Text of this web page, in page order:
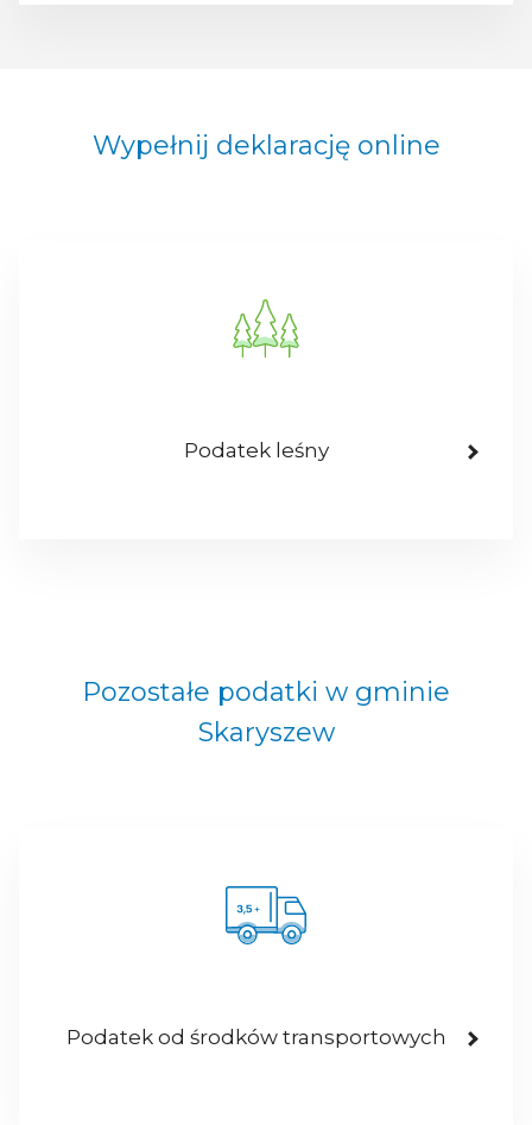
Wypełnij deklarację online
Podatek leśny
Pozostałe podatki w gminie
Skaryszew
Podatek od środków transportowych